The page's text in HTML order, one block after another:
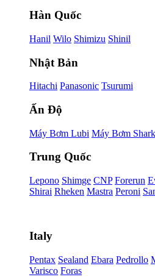
Hàn Quốc
Hanil Wilo Shimizu Shinil
Nhật Bản
Hitachi Panasonic Tsurumi
Ấn Độ
Máy Bơm Lubi Máy Bơm
Trung Quốc
Lepono Shimge CNP Forerun
Shirai Rheken Mastra Peroni
Italy
Pentax Sealand Ebara Pedrollo
Varisco Foras